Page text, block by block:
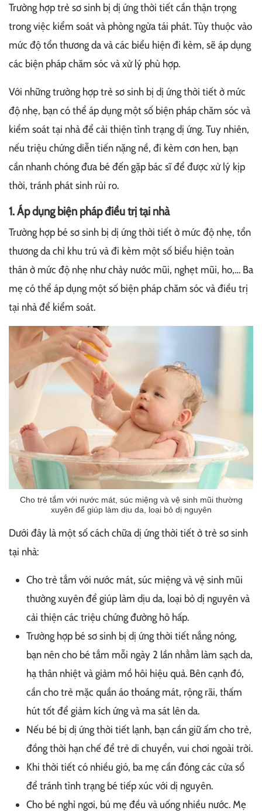
Trường hợp trẻ sơ sinh bị dị ứng thời tiết cần thận trọng
trong việc kiểm soát và phòng ngừa tái phát. Tùy thuộc vào
mức độ tổn thương da và các biểu hiện đi kèm, sẽ áp dụng
các biện pháp chăm sóc và xử lý phù hợp.
Với những trường hợp trẻ sơ sinh bị dị ứng thời tiết ở mức
độ nhẹ, bạn có thể áp dụng một số biện pháp chăm sóc và
kiểm soát tại nhà để cải thiện tình trạng dị ứng. Tuy nhiên,
nếu triệu chứng diễn tiến nặng nề, đi kèm cơn hen, bạn
cần nhanh chóng đưa bé đến gặp bác sĩ để được xử lý kịp
thời, tránh phát sinh rủi ro.
1. Áp dụng biện pháp điều trị tại nhà
Trường hợp bé sơ sinh bị dị ứng thời tiết ở mức độ nhẹ, tổn
thương da chỉ khu trú và đi kèm một số biểu hiện toàn
thân ở mức độ nhẹ như chảy nước mũi, nghẹt mũi, ho,… Ba
mẹ có thể áp dụng một số biện pháp chăm sóc và điều trị
tại nhà để kiểm soát.
Cho trẻ tắm với nước mát, súc miệng và vệ sinh mũi thường
xuyên để giúp làm dịu da, loại bỏ dị nguyên
Dưới đây là một số cách chữa dị ứng thời tiết ở trẻ sơ sinh
tại nhà:
Cho trẻ tắm với nước mát, súc miệng và vệ sinh mũi
thường xuyên để giúp làm dịu da, loại bỏ dị nguyên và
cải thiện các triệu chứng đường hô hấp.
Trường hợp bé sơ sinh bị dị ứng thời tiết nắng nóng,
bạn nên cho bé tắm mỗi ngày 2 lần nhằm làm sạch da,
hạ thân nhiệt và giảm mồ hôi hiệu quả. Bên cạnh đó,
cần cho trẻ mặc quần áo thoáng mát, rộng rãi, thấm
hút tốt để giảm kích ứng và ma sát lên da.
Nếu bé bị dị ứng thời tiết lạnh, bạn cần giữ ấm cho trẻ,
đồng thời hạn chế để trẻ di chuyển, vui chơi ngoài trời.
Khi thời tiết có nhiều gió, ba mẹ cần đóng các cửa sổ
để tránh tình trạng bé tiếp xúc với dị nguyên.
Cho bé nghỉ ngơi, bú mẹ đều và uống nhiều nước. Mẹ